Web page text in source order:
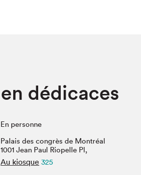
Salon
Traiteur
des
À propos
harcèlement
dédicaces
En personne
Palais des congrès de Montréal
1001 Jean Paul Riopelle Pl,
Au kiosque 325